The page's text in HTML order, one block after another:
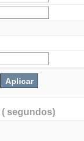
( segundos)